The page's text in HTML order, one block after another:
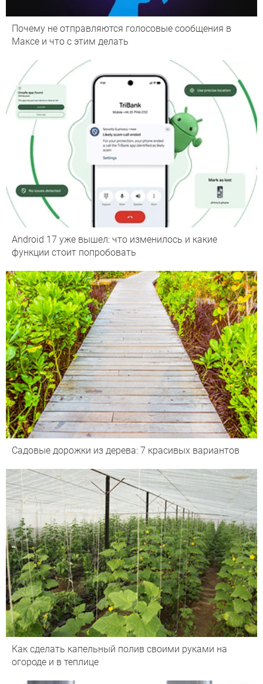
Почему не отправляются голосовые сообщения в
Максе и что с этим делать
Android 17 уже вышел: что изменилось и какие
функции стоит попробовать
Садовые дорожки из дерева: 7 красивых вариантов
Как сделать капельный полив своими руками на
огороде и в теплице